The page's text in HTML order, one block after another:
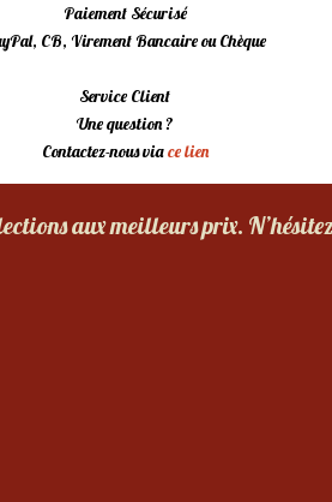
Paiement Sécurisé
CB, Virement Bancaire ou Chèque
Service Client
Une question ?
Contactez-nous viace lien
aux meilleurs prix.